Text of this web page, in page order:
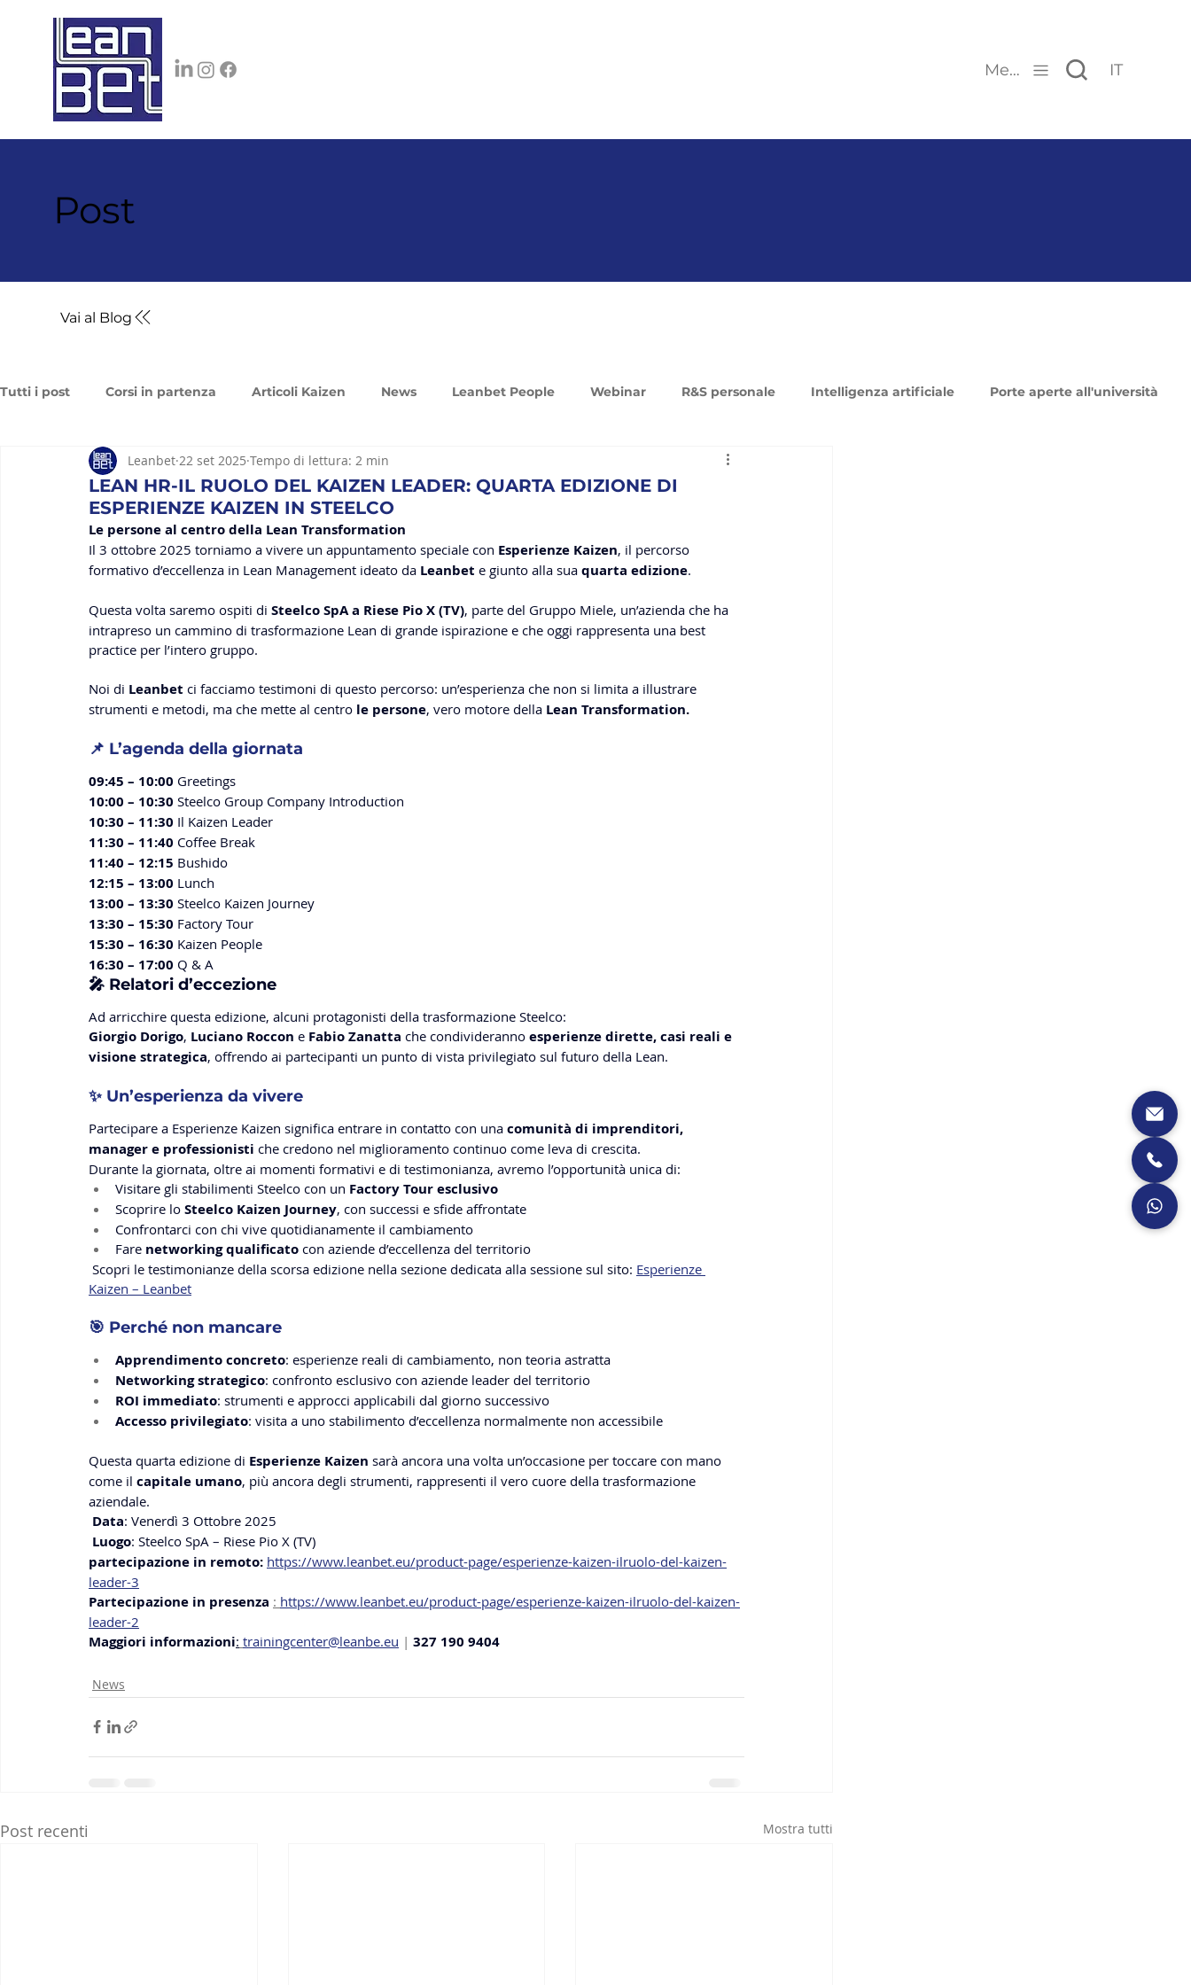
Menu IT
Post
Vai al Blog
Tutti i post Corsi in partenza Articoli Kaizen News Leanbet People Webinar R&S personale Intelligenza artificiale Porte aperte all'università
Strumenti Lean Lean Hospitality Lean construction
LEAN HR-IL RUOLO DEL KAIZEN LEADER: QUARTA EDIZIONE DI
ESPERIENZE KAIZEN IN STEELCO
Leanbet 22 set 2025 Tempo di lettura: 2 min
Le persone al centro della Lean Transformation
Il 3 ottobre 2025 torniamo a vivere un appuntamento speciale con Esperienze Kaizen, il percorso
formativo d’eccellenza in Lean Management ideato da Leanbet e giunto alla sua quarta edizione.
Questa volta saremo ospiti di Steelco SpA a Riese Pio X (TV), parte del Gruppo Miele, un’azienda che ha
intrapreso un cammino di trasformazione Lean di grande ispirazione e che oggi rappresenta una best
practice per l’intero gruppo.
Noi di Leanbet ci facciamo testimoni di questo percorso: un’esperienza che non si limita a illustrare
strumenti e metodi, ma che mette al centro le persone, vero motore della Lean Transformation.
📌 L’agenda della giornata
09:45 – 10:00 Greetings
10:00 – 10:30 Steelco Group Company Introduction
10:30 – 11:30 Il Kaizen Leader
11:30 – 11:40 Coffee Break
11:40 – 12:15 Bushido
12:15 – 13:00 Lunch
13:00 – 13:30 Steelco Kaizen Journey
13:30 – 15:30 Factory Tour
15:30 – 16:30 Kaizen People
16:30 – 17:00 Q & A
🎤 Relatori d’eccezione
Ad arricchire questa edizione, alcuni protagonisti della trasformazione Steelco:
Giorgio Dorigo, Luciano Roccon e Fabio Zanatta che condivideranno esperienze dirette, casi reali e
visione strategica, offrendo ai partecipanti un punto di vista privilegiato sul futuro della Lean.
✨ Un’esperienza da vivere
Partecipare a Esperienze Kaizen significa entrare in contatto con una comunità di imprenditori,
manager e professionisti che credono nel miglioramento continuo come leva di crescita.
Durante la giornata, oltre ai momenti formativi e di testimonianza, avremo l’opportunità unica di:
Visitare gli stabilimenti Steelco con un Factory Tour esclusivo
Scoprire lo Steelco Kaizen Journey, con successi e sfide affrontate
Confrontarci con chi vive quotidianamente il cambiamento
Fare networking qualificato con aziende d’eccellenza del territorio
Scopri le testimonianze della scorsa edizione nella sezione dedicata alla sessione sul sito: Esperienze
Kaizen – Leanbet
🎯 Perché non mancare
Apprendimento concreto: esperienze reali di cambiamento, non teoria astratta
Networking strategico: confronto esclusivo con aziende leader del territorio
ROI immediato: strumenti e approcci applicabili dal giorno successivo
Accesso privilegiato: visita a uno stabilimento d’eccellenza normalmente non accessibile
Questa quarta edizione di Esperienze Kaizen sarà ancora una volta un’occasione per toccare con mano
come il capitale umano, più ancora degli strumenti, rappresenti il vero cuore della trasformazione
aziendale.
Data: Venerdì 3 Ottobre 2025
Luogo: Steelco SpA – Riese Pio X (TV)
partecipazione in remoto: https://www.leanbet.eu/product-page/esperienze-kaizen-ilruolo-del-kaizen-
leader-3
Partecipazione in presenza : https://www.leanbet.eu/product-page/esperienze-kaizen-ilruolo-del-kaizen-
leader-2
Maggiori informazioni: trainingcenter@leanbe.eu | 327 190 9404
News
Post recenti Mostra tutti